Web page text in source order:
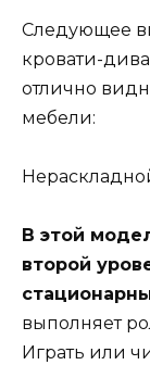
Следующее
кровати-
отлично
мебели:
В этой
второй
выполняет
Играть или